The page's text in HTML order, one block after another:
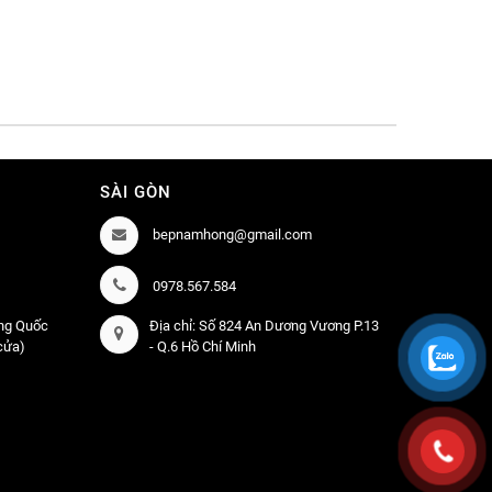
Quốc
SÀI GÒN
bepnamhong@gmail.com
0978.567.584
Địa chỉ: Số 824 An Dương Vương P.13
- Q.6 Hồ Chí Minh